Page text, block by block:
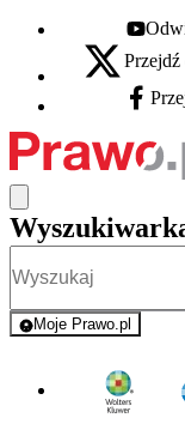
Youtube
X - otwiera się w
Moje Prawo.pl
- rejestracja i